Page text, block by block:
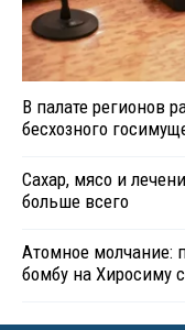
В палате регионов
бесхозного
Сахар, мясо и
больше всего
Атомное молчание:
бомбу на Хиросиму